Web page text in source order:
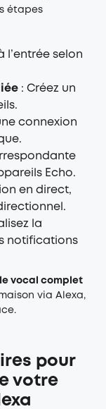
étapes
l’entrée selon
: Créez un
connexion
Echo.
en direct,
la
notifications
vocal complet
via Alexa,
pour
votre